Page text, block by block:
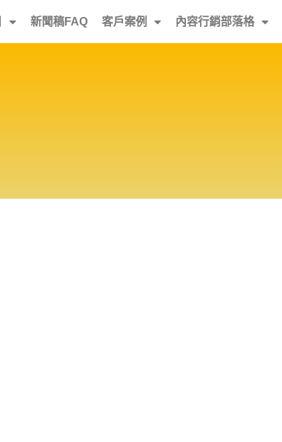
新聞稿FAQ 客戶案例 內容行銷部落格